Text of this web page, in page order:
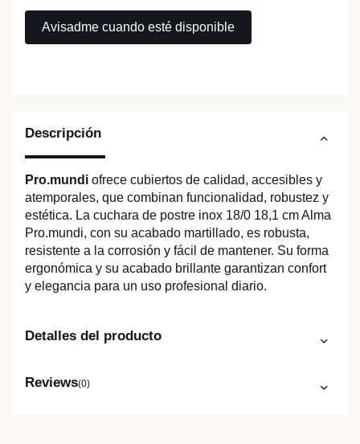
Descripción
Pro.mundi ofrece cubiertos de calidad, accesibles y
atemporales, que combinan funcionalidad, robustez y
estética. La cuchara de postre inox 18/0 18,1 cm Alma
Pro.mundi, con su acabado martillado, es robusta,
resistente a la corrosión y fácil de mantener. Su forma
ergonómica y su acabado brillante garantizan confort
y elegancia para un uso profesional diario.
Detalles del producto
Reviews(0)